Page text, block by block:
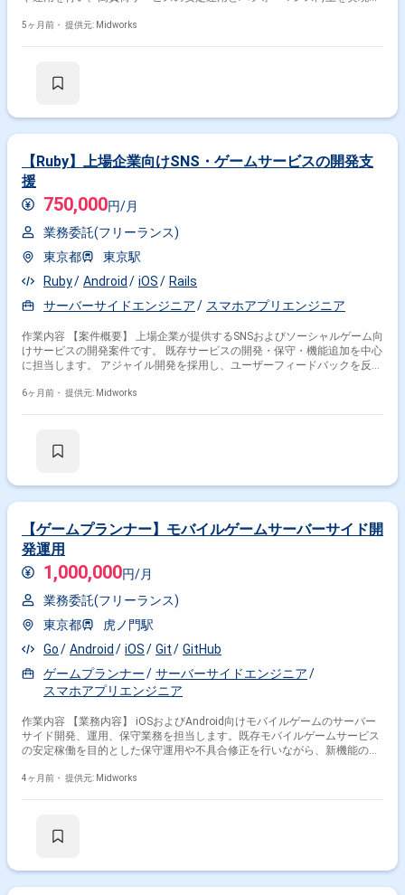
イ ・AWS(EC2、RDS、S3など)を用いたインフラ構築、運用、監視 ・デー
5ヶ月前・ 提供元: Midworks
【Ruby】上場企業向けSNS・ゲームサービスの開発支
援
750,000円/月
業務委託(フリーランス)
東京都
東京駅
Ruby
Android iOS
Rails
サーバーサイドエンジニア
スマホアプリエンジニア
作業内容 【案件概要】 上場企業が提供するSNSおよびソーシャルゲーム向
けサービスの開発案件です。 既存サービスの開発・保守・機能追加を中心
に担当します。 アジャイル開発を採用し、ユーザーフィードバックを反映
開発およびパフォーマンス改善に携わります。 【作業内容】 ・Ruby on
ドバックに基づく機能追加、バグ修正
6ヶ月前・ 提供元: Midworks
【ゲームプランナー】モバイルゲームサーバーサイド開
発運用
1,000,000円/月
業務委託(フリーランス)
東京都
虎ノ門駅
Go
Android iOS Git
GitHub
ゲームプランナー
サーバーサイドエンジニア
スマホアプリエンジニア
作業内容 【業務内容】 iOSおよびAndroid向けモバイルゲームのサーバー
サイド開発、運用、保守業務を担当します。既存モバイルゲームサービス
の安定稼働を目的とした保守運用や不具合修正を行いながら、新機能の設
ーサイドロジックの実装を行い、ゲームサービスの品質向上やパフォーマ
テムの保守、障害対応、不具合修正 ・新規機能の設計、開発、テスト ・
4ヶ月前・ 提供元: Midworks
その他開発言語・スキルから探す
iOS Kotlin Java Swift AWS
Objective-C
PHP
その他の職種から探す
スマホアプリエンジニア
サーバーサイドエンジニア
ネイティブアプリエンジニア